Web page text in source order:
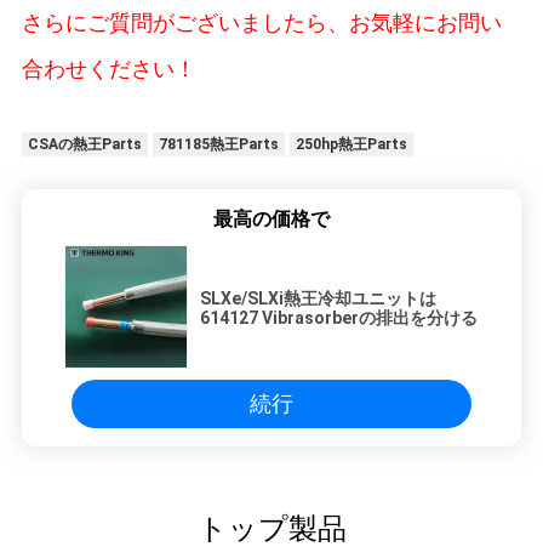
さらにご質問がございましたら、お気軽にお問い
合わせください！
CSAの熱王Parts 781185熱王Parts 250hp熱王Parts
最高の価格で
SLXe/SLXi熱王冷却ユニットは
614127 Vibrasorberの排出を分ける
続行
トップ製品